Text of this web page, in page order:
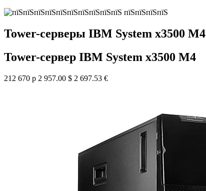
Tower-серверы IBM System x3500 M4
Tower-сервер IBM System x3500 M4
212 670 р 2 957.00 $ 2 697.53 €